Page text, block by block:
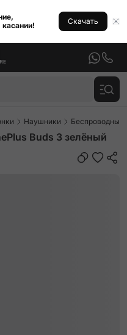
Скачать
Наушники Беспроводные
Buds 3 зелёный